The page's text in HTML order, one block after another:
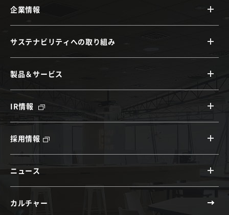
企業情報
サステナビリティへの取り組み
製品＆サービス
IR情報
採用情報
ニュース
カルチャー